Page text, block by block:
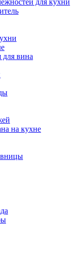
для кухни
для вина
на кухне